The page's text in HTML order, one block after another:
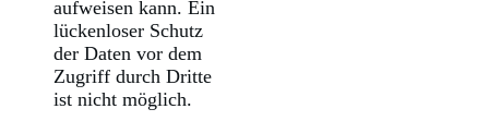
aufweisen kann. Ein
lückenloser Schutz
der Daten vor dem
Zugriff durch Dritte
ist nicht möglich.